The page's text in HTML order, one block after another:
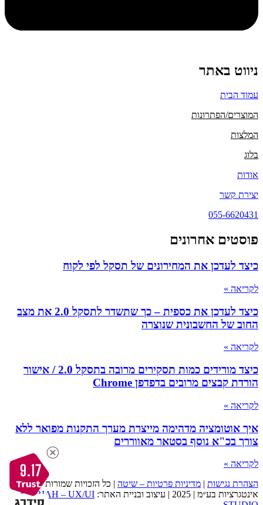
ניווט באתר
עמוד הבית
המוצרים/הפתרונות
המלצות
בלוג
אודות
יצירת קשר
055-6620431
פוסטים אחרונים
כיצד לעדכן את המחירונים של תסקל לפי לקוח
לקריאה »
כיצד לעדכן את כספית – כך שתשדר לתסקל 2.0 את מצב
החוב של החשבונית שנוצרה
לקריאה »
כיצד מורידים כמות תסקירים מרובה בתסקל 2.0 / אישור
הורדת קבצים מרובים בדפדפן Chrome
לקריאה »
איך אוטומציה מדהימה מייצרת מערך התקנות מפואר ללא
צורך בכ"א נוסף בסטאר מאווררים
לקריאה »
הצהרת נגישות | מדיניות פרטיות – שיטה | כל הזכויות שמורות לשיטה
אינטגרציות בע״מ | 2025 | עיצוב ובניית האתר:
MORIAH – UX/UI
9.17